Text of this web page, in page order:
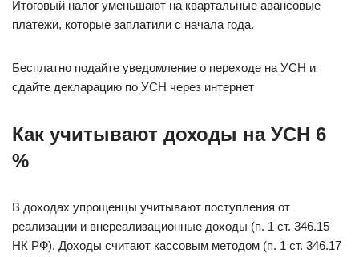
Итоговый налог уменьшают на квартальные авансовые
платежи, которые заплатили с начала года.
Бесплатно подайте уведомление о переходе на УСН и
сдайте декларацию по УСН через интернет
Как учитывают доходы на УСН 6
%
В доходах упрощенцы учитывают поступления от
реализации и внереализационные доходы (п. 1 ст. 346.15
НК РФ). Доходы считают кассовым методом (п. 1 ст. 346.17